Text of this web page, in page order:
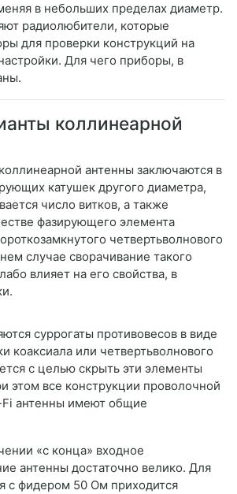
в небольших пределах диаметр.
радиолюбители, которые
для проверки конструкций на
Для чего приборы, в
коллинеарной
антенны заключаются в
катушек другого диаметра,
число витков, а также
фазирующего элемента
четвертьволнового
случае сворачивание такого
влияет на его свойства, в
суррогаты противовесов в виде
коаксиала или четвертьволнового
с целью скрыть эти элементы
этом все конструкции проволочной
антенны имеют общие
«с конца» входное
антенны достаточно велико. Для
с фидером 50 Ом приходится